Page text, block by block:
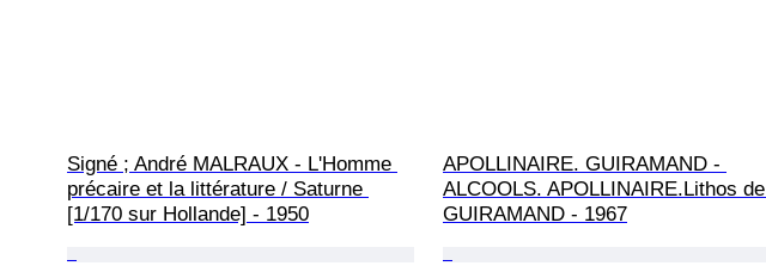
Signé ; André MALRAUX - L'Homme
précaire et la littérature / Saturne
[1/170 sur Hollande] - 1950
APOLLINAIRE. GUIRAMAND -
ALCOOLS. APOLLINAIRE.Lithos de
GUIRAMAND - 1967